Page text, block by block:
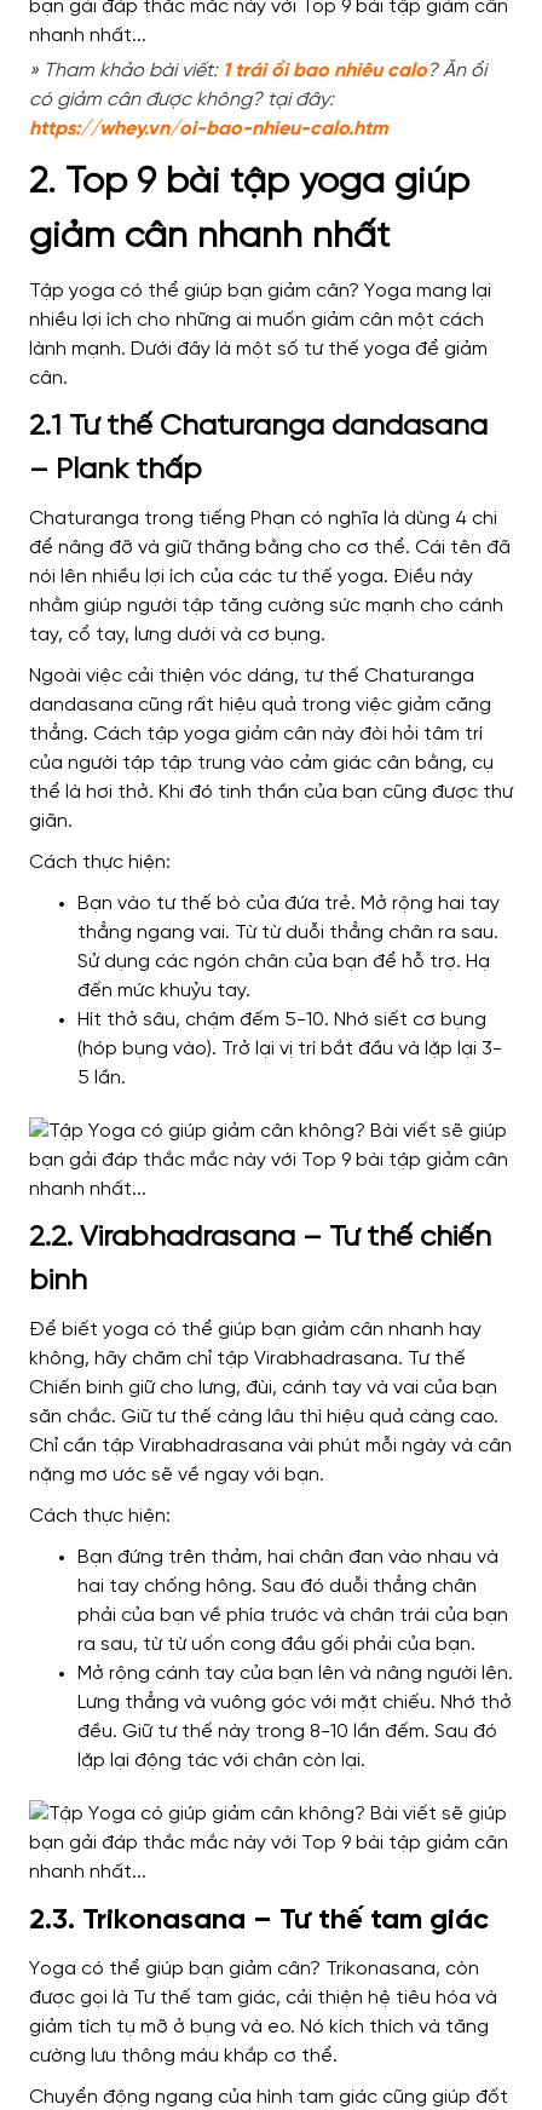
» Tham khảo bài viết: 1 trái ổi bao nhiêu calo? Ăn ổi
có giảm cân được không? tại đây:
https://whey.vn/oi-bao-nhieu-calo.htm
2. Top 9 bài tập yoga giúp
giảm cân nhanh nhất
Tập yoga có thể giúp bạn giảm cân? Yoga mang lại
nhiều lợi ích cho những ai muốn giảm cân một cách
lành mạnh. Dưới đây là một số tư thế yoga để giảm
cân.
2.1 Tư thế Chaturanga dandasana
– Plank thấp
Chaturanga trong tiếng Phạn có nghĩa là dùng 4 chi
để nâng đỡ và giữ thăng bằng cho cơ thể. Cái tên đã
nói lên nhiều lợi ích của các tư thế yoga. Điều này
nhằm giúp người tập tăng cường sức mạnh cho cánh
tay, cổ tay, lưng dưới và cơ bụng.
Ngoài việc cải thiện vóc dáng, tư thế Chaturanga
dandasana cũng rất hiệu quả trong việc giảm căng
thẳng. Cách tập yoga giảm cân này đòi hỏi tâm trí
của người tập tập trung vào cảm giác cân bằng, cụ
thể là hơi thở. Khi đó tinh thần của bạn cũng được thư
giãn.
Cách thực hiện:
Bạn vào tư thế bò của đứa trẻ. Mở rộng hai tay
thẳng ngang vai. Từ từ duỗi thẳng chân ra sau.
Sử dụng các ngón chân của bạn để hỗ trợ. Hạ
đến mức khuỷu tay.
Hít thở sâu, chậm đếm 5-10. Nhớ siết cơ bụng
(hóp bụng vào). Trở lại vị trí bắt đầu và lặp lại 3-
5 lần.
2.2. Virabhadrasana – Tư thế chiến
binh
Để biết yoga có thể giúp bạn giảm cân nhanh hay
không, hãy chăm chỉ tập Virabhadrasana. Tư thế
Chiến binh giữ cho lưng, đùi, cánh tay và vai của bạn
săn chắc. Giữ tư thế càng lâu thì hiệu quả càng cao.
Chỉ cần tập Virabhadrasana vài phút mỗi ngày và cân
nặng mơ ước sẽ về ngay với bạn.
Cách thực hiện:
Bạn đứng trên thảm, hai chân đan vào nhau và
hai tay chống hông. Sau đó duỗi thẳng chân
phải của bạn về phía trước và chân trái của bạn
ra sau, từ từ uốn cong đầu gối phải của bạn.
Mở rộng cánh tay của bạn lên và nâng người lên.
Lưng thẳng và vuông góc với mặt chiếu. Nhớ thở
đều. Giữ tư thế này trong 8-10 lần đếm. Sau đó
lặp lại động tác với chân còn lại.
2.3. Trikonasana – Tư thế tam giác
Yoga có thể giúp bạn giảm cân? Trikonasana, còn
được gọi là Tư thế tam giác, cải thiện hệ tiêu hóa và
giảm tích tụ mỡ ở bụng và eo. Nó kích thích và tăng
cường lưu thông máu khắp cơ thể.
Chuyển động ngang của hình tam giác cũng giúp đốt